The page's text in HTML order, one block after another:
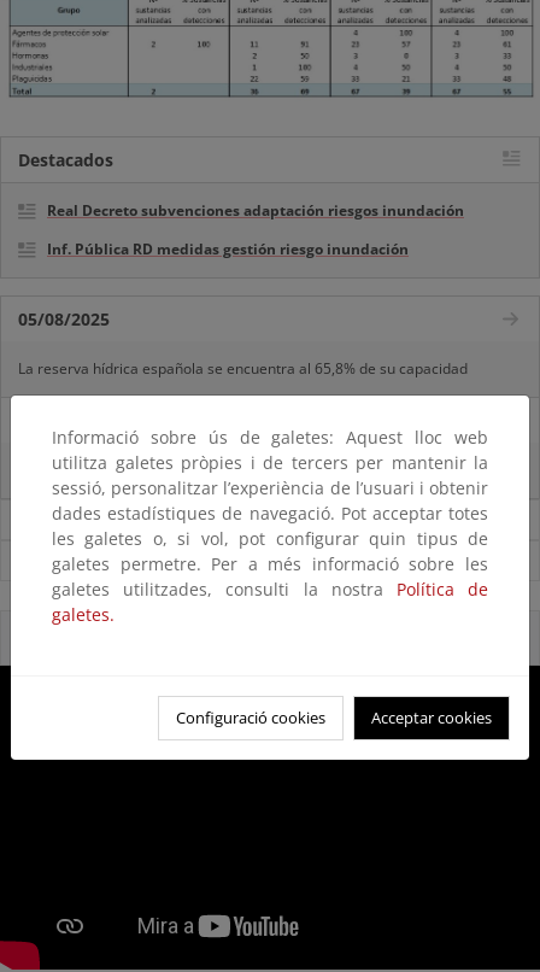
Destacados
Real Decreto subvenciones adaptación riesgos inundación
Inf. Pública RD medidas gestión riesgo inundación
05/08/2025
La reserva hídrica española se encuentra al 65,8% de su capacidad
La reserva hídrica española se encuentra al 67% de su capacidad
Noticias sobre Agua
Ver todas las noticias
Informació sobre ús de galetes: Aquest lloc web
utilitza galetes pròpies i de tercers per mantenir la
sessió, personalitzar l’experiència de l’usuari i obtenir
dades estadístiques de navegació. Pot acceptar totes
les galetes o, si vol, pot configurar quin tipus de
galetes permetre. Per a més informació sobre les
galetes utilitzades, consulti la nostra Política de
galetes.
Configuració cookies Acceptar cookies